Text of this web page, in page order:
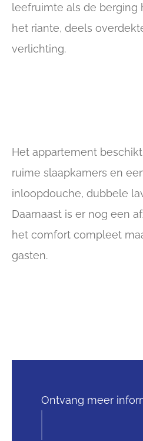
leefruimte als de
het riante, deels
verlichting.
Het appartement
ruime slaapkamers en
inloopdouche, dubbele
Daarnaast is er nog een
het comfort compleet
gasten.
Ontvang meer